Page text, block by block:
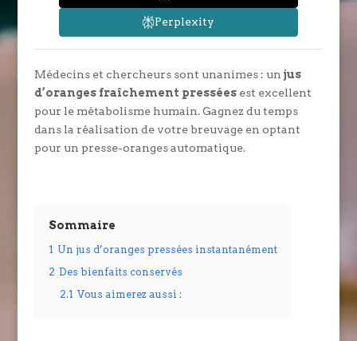
Perplexity
Médecins et chercheurs sont unanimes : un jus
d’oranges fraîchement presséesest excellent
pour le métabolisme humain. Gagnez du temps
dans la réalisation de votre breuvage en optant
pour un presse-oranges automatique.
Sommaire
1 Un jus d’oranges pressées instantanément
2 Des bienfaits conservés
2.1 Vous aimerez aussi :